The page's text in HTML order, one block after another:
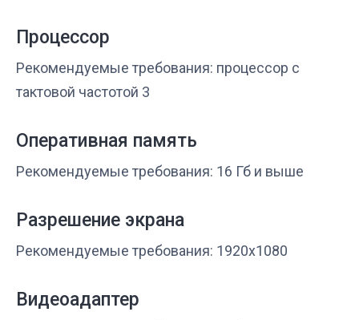
Процессор
Рекомендуемые требования: процессор с
тактовой частотой 3
Оперативная память
Рекомендуемые требования: 16 Гб и выше
Разрешение экрана
Рекомендуемые требования: 1920x1080
Видеоадаптер